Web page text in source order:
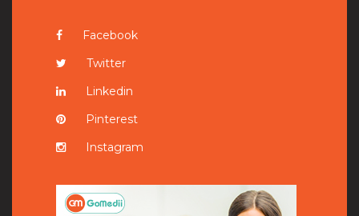
Facebook
Twitter
Linkedin
Pinterest
Instagram